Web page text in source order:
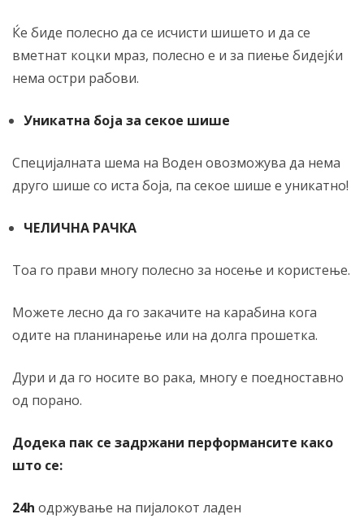
Ќе биде полесно да се исчисти шишето и да се
вметнат коцки мраз, полесно е и за пиење бидејќи
нема остри рабови.
Уникатна боја за секое шише
Специјалната шема на Воден овозможува да нема
друго шише со иста боја, па секое шише е уникатно!
ЧЕЛИЧНА РАЧКА
Тоа го прави многу полесно за носење и користење.
Можете лесно да го закачите на карабина кога
одите на планинарење или на долга прошетка.
Дури и да го носите во рака, многу е поедноставно
од порано.
Додека пак се задржани перформансите како
што се:
24h одржување на пијалокот ладен